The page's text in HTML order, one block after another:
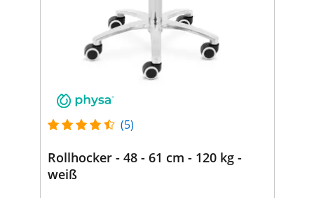
(5)
Rollhocker - 48 - 61 cm - 120 kg -
weiß